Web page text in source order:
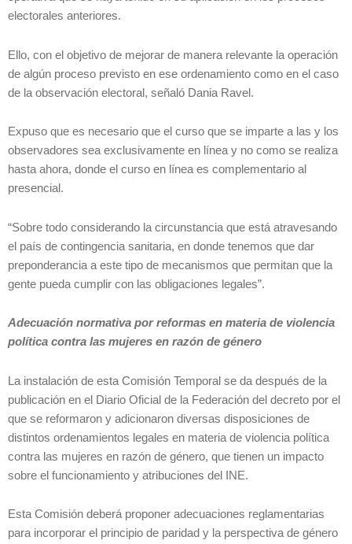
electorales anteriores.
Ello, con el objetivo de mejorar de manera relevante la operación
de algún proceso previsto en ese ordenamiento como en el caso
de la observación electoral, señaló Dania Ravel.
Expuso que es necesario que el curso que se imparte a las y los
observadores sea exclusivamente en línea y no como se realiza
hasta ahora, donde el curso en línea es complementario al
presencial.
“Sobre todo considerando la circunstancia que está atravesando
el país de contingencia sanitaria, en donde tenemos que dar
preponderancia a este tipo de mecanismos que permitan que la
gente pueda cumplir con las obligaciones legales”.
Adecuación normativa por reformas en materia de violencia
política contra las mujeres en razón de género
La instalación de esta Comisión Temporal se da después de la
publicación en el Diario Oficial de la Federación del decreto por el
que se reformaron y adicionaron diversas disposiciones de
distintos ordenamientos legales en materia de violencia política
contra las mujeres en razón de género, que tienen un impacto
sobre el funcionamiento y atribuciones del INE.
Esta Comisión deberá proponer adecuaciones reglamentarias
para incorporar el principio de paridad y la perspectiva de género